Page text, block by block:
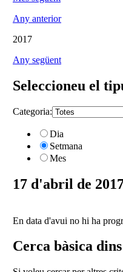
Any anterior
2017
Any següent
Seleccioneu el
Categoria:
Dia
Setmana
Mes
17 d'abril de
En data d'avui no hi ha
Cerca bàsica